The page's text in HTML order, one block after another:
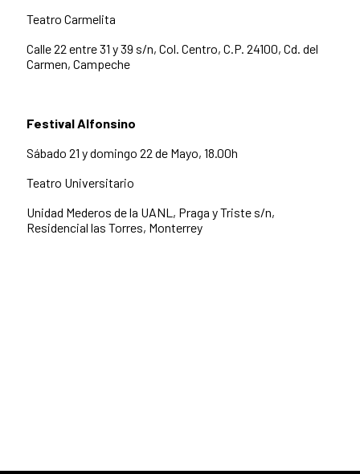
Teatro Carmelita
Calle 22 entre 31 y 39 s/n, Col. Centro, C.P. 24100, Cd. del
Carmen, Campeche
Festival Alfonsino
Sábado 21 y domingo 22 de Mayo, 18.00h
Teatro Universitario
Unidad Mederos de la UANL, Praga y Triste s/n,
Residencial las Torres, Monterrey